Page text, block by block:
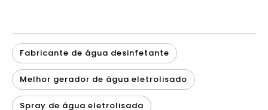
Fabricante de água desinfetante
Melhor gerador de água eletrolisado
Spray de água eletrolisada